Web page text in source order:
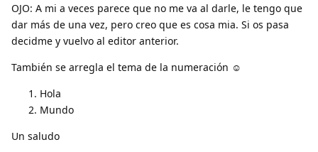
OJO: A mi a veces parece que no me va al darle, le tengo que
dar más de una vez, pero creo que es cosa mia. Si os pasa
decidme y vuelvo al editor anterior.
También se arregla el tema de la numeración ☺
Hola
Mundo
Un saludo